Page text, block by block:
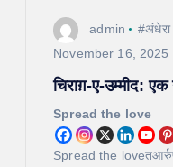
admin #अंधेरा
November 16, 2025
चिराग़-ए-उम्मीद:
Spread the love
Spread the